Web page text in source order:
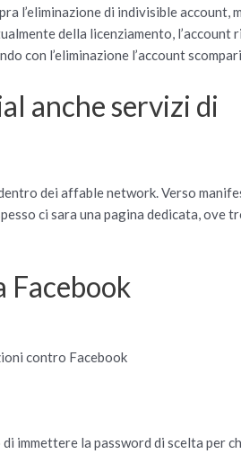
l’eliminazione di indivisible account,
della licenziamento, l’account
con l’eliminazione l’account
anche servizi di
dei affable network. Verso
ci sara una pagina dedicata, ove
Facebook
contro Facebook
immettere la password di scelta per